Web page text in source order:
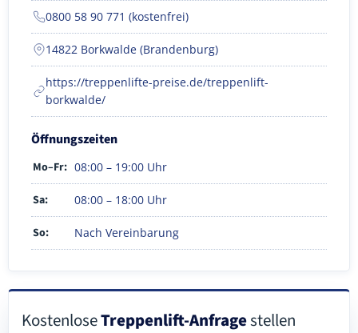
0800 58 90 771 (kostenfrei)
14822 Borkwalde (Brandenburg)
https://treppenlifte-preise.de/treppenlift-
borkwalde/
Öffnungszeiten
Mo–Fr: 08:00 – 19:00 Uhr
Sa: 08:00 – 18:00 Uhr
So: Nach Vereinbarung
KostenloseTreppenlift-Anfragestellen